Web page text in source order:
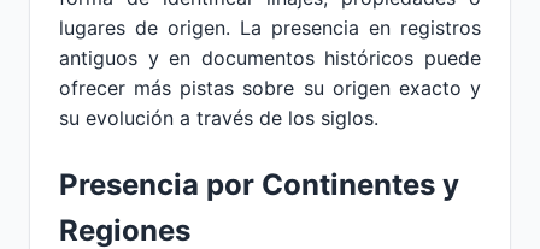
lugares de origen. La presencia en registros
antiguos y en documentos históricos puede
ofrecer más pistas sobre su origen exacto y
su evolución a través de los siglos.
Presencia por Continentes y
Regiones